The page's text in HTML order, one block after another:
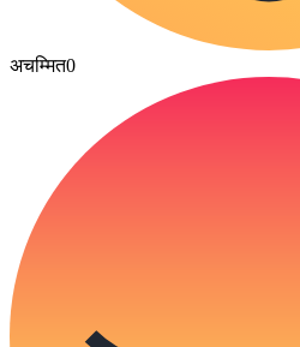
अचम्मित0